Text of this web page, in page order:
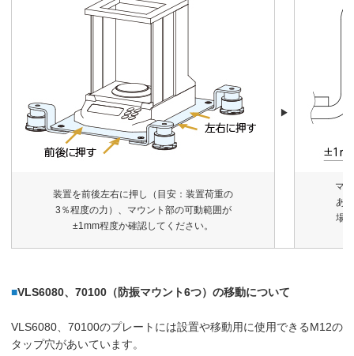
▶
装置を前後左右に押し（目安：装置荷重の
3％程度の力）、マウント部の可動範囲が
±1mm程度か確認してください。
マ
あ
場
■VLS6080、70100（防振マウント6つ）の移動について
VLS6080、70100のプレートには設置や移動用に使用できるM12の
タップ穴があいています。